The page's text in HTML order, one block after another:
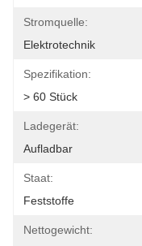
Stromquelle:
Elektrotechnik
Spezifikation:
> 60 Stück
Ladegerät:
Aufladbar
Staat:
Feststoffe
Nettogewicht: